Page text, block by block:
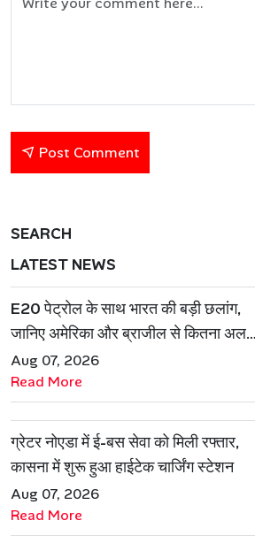
Post Comment
SEARCH
LATEST NEWS
E20 पेट्रोल के साथ भारत की बड़ी छलांग,
जानिए अमेरिका और ब्राजील से कितना अलग
है एथेनॉल मॉडल
Aug 07, 2026
Read More
ग्रेटर नोएडा में ई-बस सेवा को मिली रफ्तार,
कासना में शुरू हुआ हाईटेक चार्जिंग स्टेशन
Aug 07, 2026
Read More